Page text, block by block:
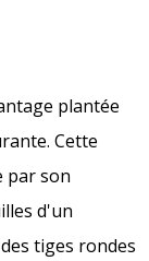
plantée
Cette
par son
d'un
tiges rondes